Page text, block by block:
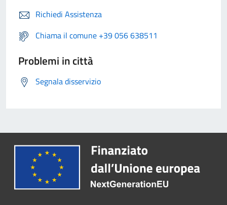
Richiedi Assistenza
Chiama il comune +39 056 638511
Problemi in città
Segnala disservizio